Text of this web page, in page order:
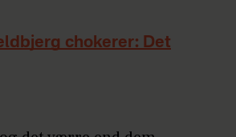
chokerer: Det